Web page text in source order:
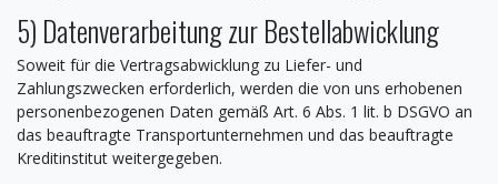
5) Datenverarbeitung zur Bestellabwicklung
Soweit für die Vertragsabwicklung zu Liefer- und
Zahlungszwecken erforderlich, werden die von uns erhobenen
personenbezogenen Daten gemäß Art. 6 Abs. 1 lit. b DSGVO an
das beauftragte Transportunternehmen und das beauftragte
Kreditinstitut weitergegeben.